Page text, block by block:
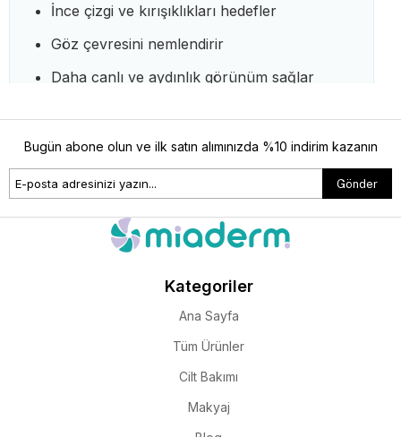
İnce çizgi ve kırışıklıkları hedefler
Göz çevresini nemlendirir
Daha canlı ve aydınlık görünüm sağlar
Göz Kremi Nasıl Kullanılır?
Bugün abone olun ve ilk satın alımınızda %10 indirim kazanın
Gönder
Kategoriler
Ana Sayfa
Tüm Ürünler
Cilt Bakımı
Makyaj